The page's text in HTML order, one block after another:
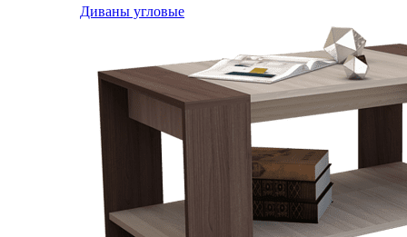
Диваны угловые